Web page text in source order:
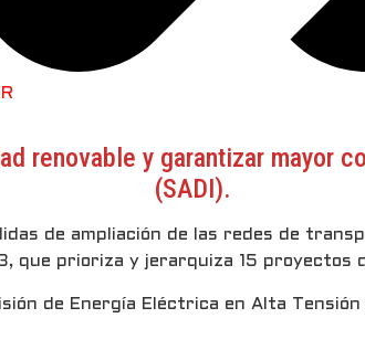
renovable y garantizar mayor
(SADI).
de ampliación de las redes de
que prioriza y jerarquiza 15 proyectos
de Energía Eléctrica en Alta